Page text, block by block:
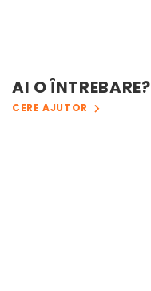
AI O ÎNTREBARE?
CERE AJUTOR